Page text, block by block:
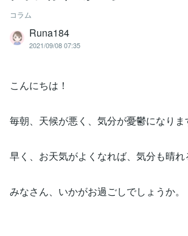
コラム
Runa184
2021/09/08 07:35
こんにちは！
毎朝、天候が悪く、気分が憂鬱になりま
早く、お天気がよくなれば、気分も晴れ
みなさん、いかがお過ごしでしょうか。